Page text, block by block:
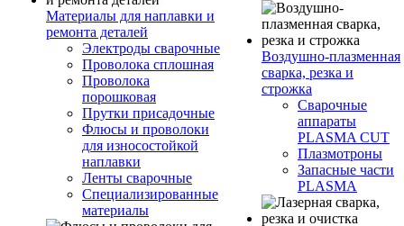
Материалы для наплавки и
ремонта деталей
Электроды сварочные
Проволока сплошная
Проволока
порошковая
Прутки присадочные
Флюсы и проволоки
для износостойкой
наплавки
Ленты сварочные
Специализированные
материалы
Воздушно-плазменная
сварка, резка и
строжка
Сварочные
аппараты
PLASMA CUT
Плазмотроны
Запасные части
PLASMA